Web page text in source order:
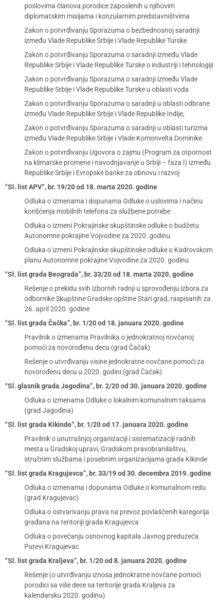
poslovima članova porodice zaposlenih u njihovim
diplomatskim misijama i konzularnim predstavništvima
Zakon o potvrđivanju Sporazuma o bezbednosnoj saradnji
između Vlade Republike Srbije i Vlade Republike Turske
Zakon o potvrđivanju Sporazuma o saradnji između Vlade
Republike Srbije i Vlade Republike Turske o industriji i tehnologiji
Zakon o potvrđivanju Sporazuma o saradnji između Vlade
Republike Srbije i Vlade Republike Turske u oblasti voda
Zakon o potvrđivanju Sporazuma o saradnji u oblasti odbrane
između Vlade Republike Srbije i Vlade Republike Indije,
Zakon o potvrđivanju Sporazuma o saradnji u oblasti turizma
između Vlade Republike Srbije i Vlade Komonvelta Dominike
Zakon o potvrđivanju Ugovora o zajmu (Program za otpornost
na klimatske promene i navodnjavanje u Srbiji – faza I) između
Republike Srbije i Evropske banke za obnovu i razvoj
“Sl. list APV”, br. 19/20 od 18. marta 2020. godine
Odluka o izmenama i dopunama Odluke o uslovima i načinu
korišćenja mobilnih telefona za službene potrebe
Odluka o izmeni Pokrajinske skupštinske odluke o budžetu
Autonomne pokrajine Vojvodine za 2020. godinu
Odluka o izmeni Pokrajinske skupštinske odluke o Kadrovskom
planu Autonomne pokrajine Vojvodine za 2020. godinu
“Sl. list grada Beograda”, br. 33/20 od 18. marta 2020. godine
Rešenje o prekidu svih izbornih radnji u sprovođenju izbora za
odbornike Skupštine Gradske opštine Stari grad, raspisanih za
26. april 2020. godine
“Sl. list grada Čačka”, br. 1/20 od 18. januara 2020. godine
Pravilnik o izmenama Pravilnika o jednokratnoj novčanoj
pomoći za novorođenu decu (grad Čačak)
Rešenje o utvrđivanju visine jednokratne novčane pomoći za
novorođenu decu u 2020. godini (grad Čačak)
“Sl. glasnik grada Jagodina”, br. 2/20 od 30. januara 2020. godine
Odluka o izmenama Odluke o lokalnim komunalnim taksama
(grad Jagodina)
“Sl. list grada Kikinde”, br. 1/20 od 17. januara 2020. godine
Pravilnik o unutrašnjoj organizaciji i sistematizaciji radnih
mesta u Gradskoj upravi, Gradskom pravobranilaštvu,
stručnim službama i posebnim organizacijama grada Kikinde
“Sl. list grada Kragujevca”, br. 33/19 od 30. decembra 2019. godine
Odluka o izmenama i dopunama Odluke o komunalnom redu
(grad Kragujevac)
Odluka o ostvarivanju prava na prevoz povlašćenih kategorija
građana na teritoriji grada Kragujevca
Odluka o povećanju osnovnog kapitala Javnog preduzeća
Putevi Kragujevac
“Sl. list grada Kraljeva”, br. 1/20 od 8. januara 2020. godine
Rešenje (o utvrđivanju iznosa jednokratne novčane pomoći
porodici sa više dece sa teritorije grada Kraljeva za
kalendarsku 2020. godinu)